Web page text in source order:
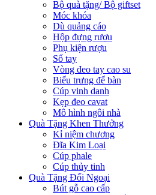
Bộ quà tặng/ Bộ giftset
Móc khóa
Dù quảng cáo
Hộp đựng rượu
Phụ kiện rượu
Sổ tay
Vòng đeo tay cao su
Biểu trưng để bàn
Cúp vinh danh
Kẹp đeo cavat
Mô hình ngôi nhà
Quà Tặng Khen Thưởng
Kỉ niệm chương
Đĩa Kim Loại
Cúp phale
Cúp thủy tinh
Quà Tặng Đối Ngoại
Bút gỗ cao cấp